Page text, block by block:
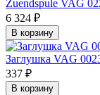
Zuendspule VAG
6 324 ₽
В корзину
Заглушка VAG
337 ₽
В корзину